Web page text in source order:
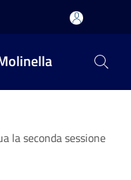
la seconda sessione